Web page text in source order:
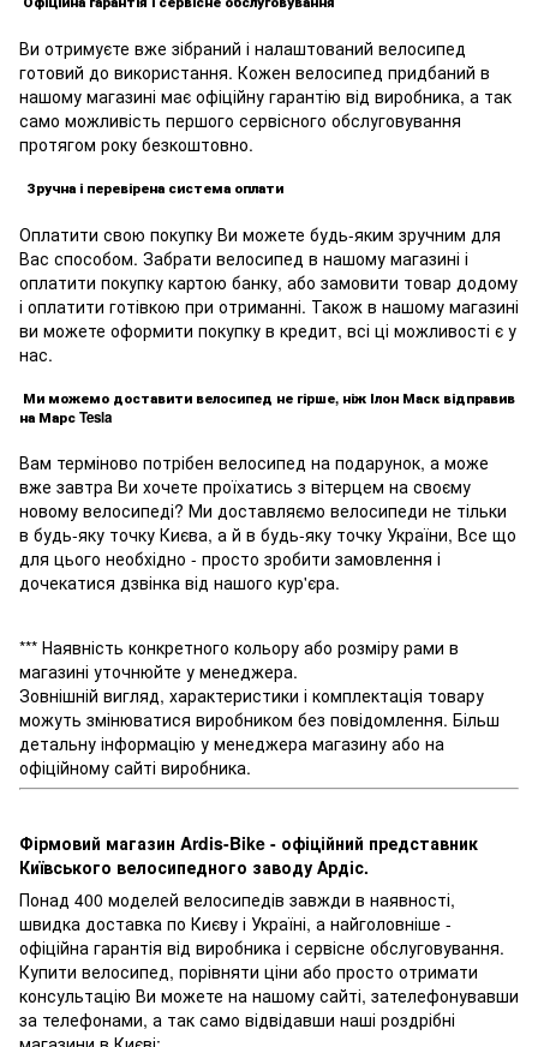
Ви отримуєте вже зібраний і налаштований велосипед
готовий до використання. Кожен велосипед придбаний в
нашому магазині має офіційну гарантію від виробника, а так
само можливість першого сервісного обслуговування
протягом року безкоштовно.
Зручна і перевірена система оплати
Оплатити свою покупку Ви можете будь-яким зручним для
Вас способом. Забрати велосипед в нашому магазині і
оплатити покупку картою банку, або замовити товар додому
і оплатити готівкою при отриманні. Також в нашому магазині
ви можете оформити покупку в кредит, всі ці можливості є у
нас.
Ми можемо доставити велосипед не гірше, ніж Ілон Маск відправив
на Марс Tesla
Вам терміново потрібен велосипед на подарунок, а може
вже завтра Ви хочете проїхатись з вітерцем на своєму
новому велосипеді? Ми доставляємо велосипеди не тільки
в будь-яку точку Києва, а й в будь-яку точку України, Все що
для цього необхідно - просто зробити замовлення і
дочекатися дзвінка від нашого кур'єра.
*** Наявність конкретного кольору або розміру рами в
магазині уточнюйте у менеджера.
Зовнішній вигляд, характеристики і комплектація товару
можуть змінюватися виробником без повідомлення. Більш
детальну інформацію у менеджера магазину або на
офіційному сайті виробника.
Фірмовий магазин Ardis-Bike - офіційний представник
Київського велосипедного заводу Ардіс.
Понад 400 моделей велосипедів завжди в наявності,
швидка доставка по Києву і Україні, а найголовніше -
офіційна гарантія від виробника і сервісне обслуговування.
Купити велосипед, порівняти ціни або просто отримати
консультацію Ви можете на нашому сайті, зателефонувавши
за телефонами, а так само відвідавши наші роздрібні